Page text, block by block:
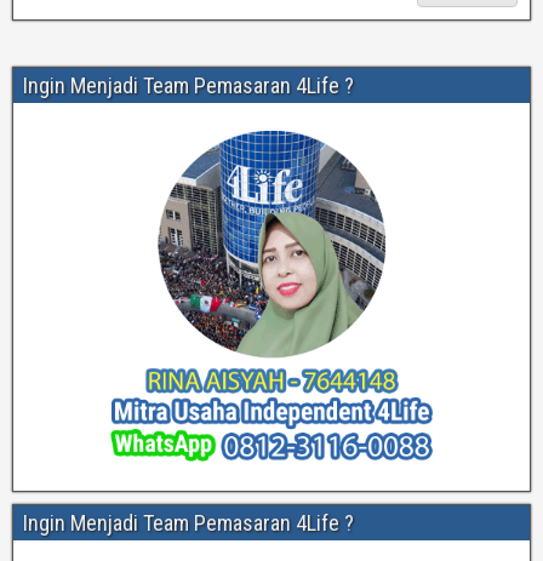
Ingin Menjadi Team Pemasaran 4Life ?
Ingin Menjadi Team Pemasaran 4Life ?